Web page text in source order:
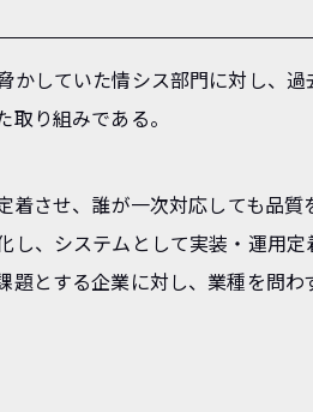
していた情シス部門に対し、
り組みである。
させ、誰が一次対応しても品
、システムとして実装・運用
とする企業に対し、業種を問わ